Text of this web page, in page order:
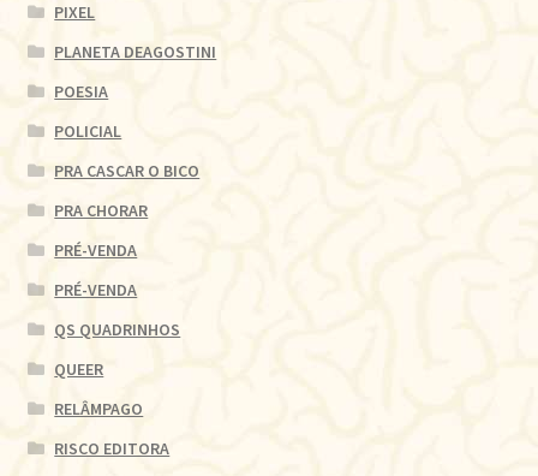
PIXEL
PLANETA DEAGOSTINI
POESIA
POLICIAL
PRA CASCAR O BICO
PRA CHORAR
PRÉ-VENDA
PRÉ-VENDA
QS QUADRINHOS
QUEER
RELÂMPAGO
RISCO EDITORA